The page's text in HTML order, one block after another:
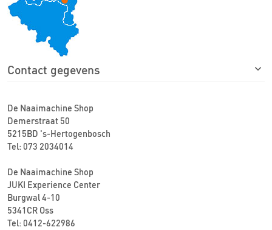
Contact gegevens
De Naaimachine Shop
Demerstraat 50
5215BD 's-Hertogenbosch
Tel: 073 2034014
De Naaimachine Shop
JUKI Experience Center
Burgwal 4-10
5341CR Oss
Tel: 0412-622986